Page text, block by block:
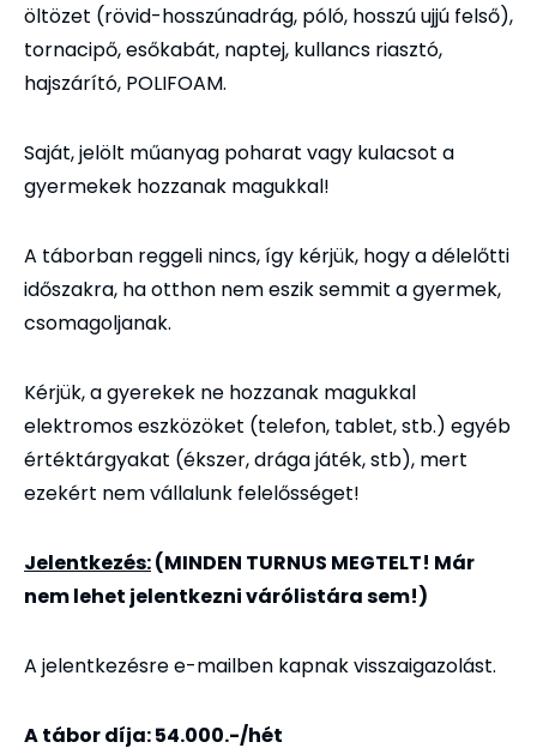
öltözet (rövid-hosszúnadrág, póló, hosszú ujjú felső),
tornacipő, esőkabát, naptej, kullancs riasztó,
hajszárító, POLIFOAM.
Saját, jelölt műanyag poharat vagy kulacsot a
gyermekek hozzanak magukkal!
A táborban reggeli nincs, így kérjük, hogy a délelőtti
időszakra, ha otthon nem eszik semmit a gyermek,
csomagoljanak.
Kérjük, a gyerekek ne hozzanak magukkal
elektromos eszközöket (telefon, tablet, stb.) egyéb
értéktárgyakat (ékszer, drága játék, stb), mert
ezekért nem vállalunk felelősséget!
Jelentkezés:(MINDEN TURNUS MEGTELT! Már
nem lehet jelentkezni várólistára sem!)
A jelentkezésre e-mailben kapnak visszaigazolást.
A tábor díja: 54.000.-/hét